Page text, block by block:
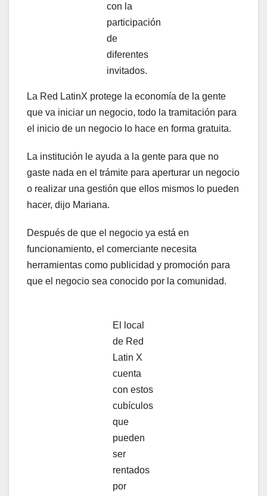
con la
participación
de
diferentes
invitados.
La Red LatinX protege la economía de la gente
que va iniciar un negocio, todo la tramitación para
el inicio de un negocio lo hace en forma gratuita.
La institución le ayuda a la gente para que no
gaste nada en el trámite para aperturar un negocio
o realizar una gestión que ellos mismos lo pueden
hacer, dijo Mariana.
Después de que el negocio ya está en
funcionamiento, el comerciante necesita
herramientas como publicidad y promoción para
que el negocio sea conocido por la comunidad.
El local
de Red
Latin X
cuenta
con estos
cubículos
que
pueden
ser
rentados
por